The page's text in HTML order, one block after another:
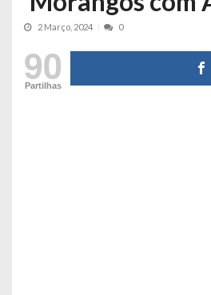
2 Março, 2024 0
90
Partilhas